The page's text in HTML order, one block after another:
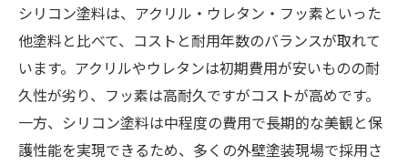
外壁塗装におけるシリコン塗料の十分な性
能とは
外壁塗装でシリコン塗料が選ばれる納得の
理由
外壁塗装シリコン塗料の活用時に気を付け
シリコン塗料は、アクリル・ウレタン・フッ素といった
他塗料と比べて、コストと耐用年数のバランスが取れて
います。アクリルやウレタンは初期費用が安いものの耐
久性が劣り、フッ素は高耐久ですがコストが高めです。
一方、シリコン塗料は中程度の費用で長期的な美観と保
護性能を実現できるため、多くの外壁塗装現場で採用さ